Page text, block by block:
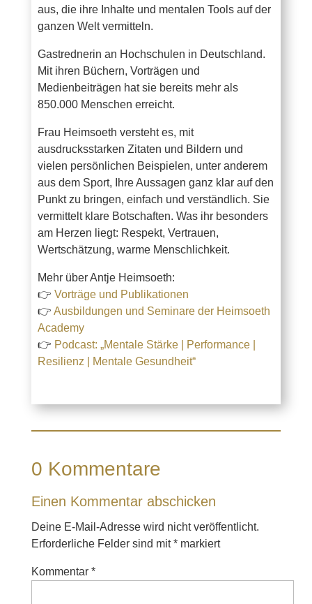
aus, die ihre Inhalte und mentalen Tools auf der
ganzen Welt vermitteln.
Gastrednerin an Hochschulen in Deutschland.
Mit ihren Büchern, Vorträgen und
Medienbeiträgen hat sie bereits mehr als
850.000 Menschen erreicht.
Frau Heimsoeth versteht es, mit
ausdrucksstarken Zitaten und Bildern und
vielen persönlichen Beispielen, unter anderem
aus dem Sport, Ihre Aussagen ganz klar auf den
Punkt zu bringen, einfach und verständlich. Sie
vermittelt klare Botschaften. Was ihr besonders
am Herzen liegt: Respekt, Vertrauen,
Wertschätzung, warme Menschlichkeit.
Mehr über Antje Heimsoeth:
👉 Vorträge und Publikationen
👉 Ausbildungen und Seminare der Heimsoeth
Academy
👉 Podcast: „Mentale Stärke | Performance |
Resilienz | Mentale Gesundheit“
0 Kommentare
Einen Kommentar abschicken
Deine E-Mail-Adresse wird nicht veröffentlicht.
Erforderliche Felder sind mit*markiert
Kommentar *